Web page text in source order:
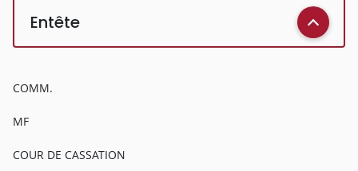
Entête
COMM.
MF
COUR DE CASSATION